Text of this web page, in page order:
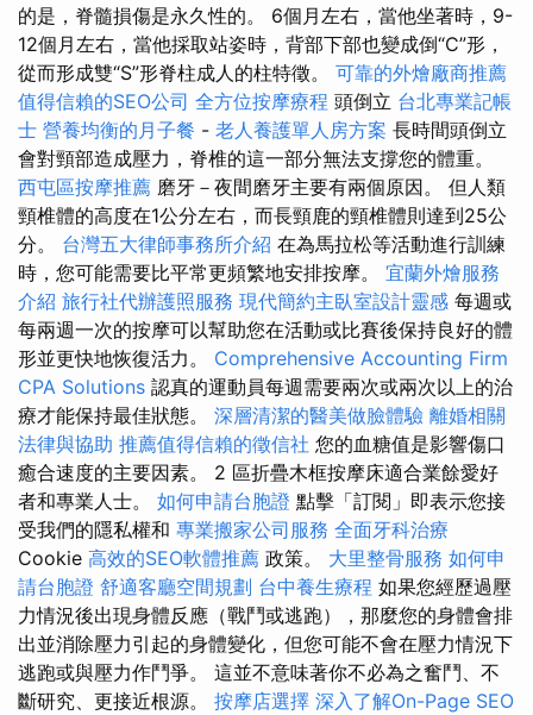
的是，脊髓損傷是永久性的。 6個月左右，當他坐著時，9-
12個月左右，當他採取站姿時，背部下部也變成倒“C”形，
從而形成雙“S”形脊柱成人的柱特徵。 可靠的外燴廠商推薦
值得信賴的SEO公司 全方位按摩療程 頭倒立 台北專業記帳
士 營養均衡的月子餐 - 老人養護單人房方案 長時間頭倒立
會對頸部造成壓力，脊椎的這一部分無法支撐您的體重。
西屯區按摩推薦 磨牙－夜間磨牙主要有兩個原因。 但人類
頸椎體的高度在1公分左右，而長頸鹿的頸椎體則達到25公
分。 台灣五大律師事務所介紹 在為馬拉松等活動進行訓練
時，您可能需要比平常更頻繁地安排按摩。 宜蘭外燴服務
介紹 旅行社代辦護照服務 現代簡約主臥室設計靈感 每週或
每兩週一次的按摩可以幫助您在活動或比賽後保持良好的體
形並更快地恢復活力。 Comprehensive Accounting Firm
CPA Solutions 認真的運動員每週需要兩次或兩次以上的治
療才能保持最佳狀態。 深層清潔的醫美做臉體驗 離婚相關
法律與協助 推薦值得信賴的徵信社 您的血糖值是影響傷口
癒合速度的主要因素。 2 區折疊木框按摩床適合業餘愛好
者和專業人士。 如何申請台胞證 點擊「訂閱」即表示您接
受我們的隱私權和 專業搬家公司服務 全面牙科治療
Cookie 高效的SEO軟體推薦 政策。 大里整骨服務 如何申
請台胞證 舒適客廳空間規劃 台中養生療程 如果您經歷過壓
力情況後出現身體反應（戰鬥或逃跑），那麼您的身體會排
出並消除壓力引起的身體變化，但您可能不會在壓力情況下
逃跑或與壓力作鬥爭。 這並不意味著你不必為之奮鬥、不
斷研究、更接近根源。 按摩店選擇 深入了解On-Page SEO